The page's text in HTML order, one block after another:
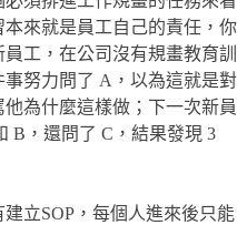
來就是員工自己的責任，你
工，在公司沒有規畫教育訓
努力問了 A，以為這就是對
為什麼這樣做；下一次新員
B，還問了 C，結果發現 3
立SOP，每個人進來後只能